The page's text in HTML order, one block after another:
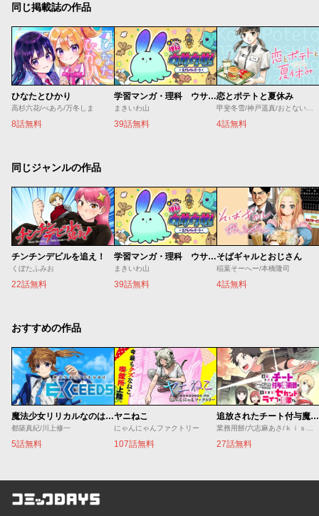
同じ掲載誌の作品
ひなたとひかり
高杉六花/べあろ/万冬しま
8話無料
学習マンガ・理科 ウサウサ！
まきいわ山
39話無料
恋とポテトと夏休み
4話無料
同じジャンルの作品
チンチンデビルを追え！
くぼたふみお
22話無料
学習マンガ・理科 ウサウサ！
まきいわ山
39話無料
そばギャルとおじさん
稲葉そーへー/本橋隆司
4話無料
おすすめの作品
魔法少女リリカルなのは EXCEEDS
都築真紀/川上修一
5話無料
ヤニねこ
にゃんにゃんファクトリー
107話無料
追放されたチート付与魔術師は気ままなセカンドライフを謳歌する。 ～俺は武器だけじゃなく、あらゆるものに『強化ポイント』を付与できるし、俺の意思でいつでも効果を解除できるけど、残った人たち大丈夫？～
業務用餅/六志麻あさ/ｋｉｓｕｉ
27話無料
コミックDAYS